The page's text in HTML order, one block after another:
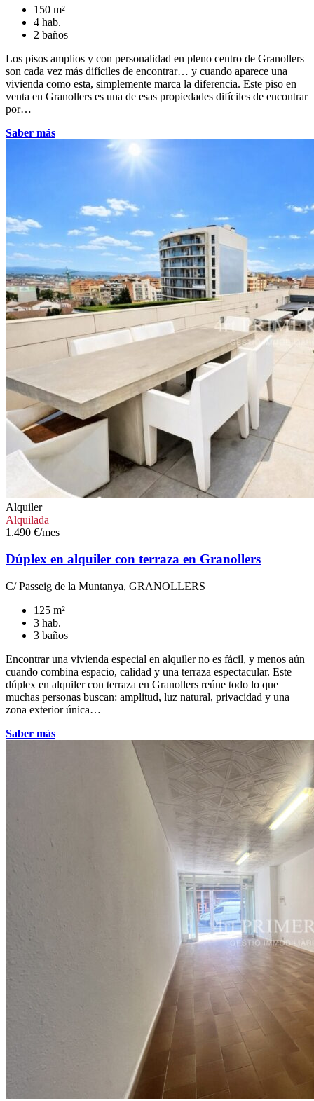
150 m²
4 hab.
2 baños
Los pisos amplios y con personalidad en pleno centro de Granollers
son cada vez más difíciles de encontrar… y cuando aparece una
vivienda como esta, simplemente marca la diferencia. Este piso en
venta en Granollers es una de esas propiedades difíciles de encontrar
por…
Saber más
Alquiler
Alquilada
1.490 €/mes
Dúplex en alquiler con terraza en Granollers
C/ Passeig de la Muntanya, GRANOLLERS
125 m²
3 hab.
3 baños
Encontrar una vivienda especial en alquiler no es fácil, y menos aún
cuando combina espacio, calidad y una terraza espectacular. Este
dúplex en alquiler con terraza en Granollers reúne todo lo que
muchas personas buscan: amplitud, luz natural, privacidad y una
zona exterior única…
Saber más